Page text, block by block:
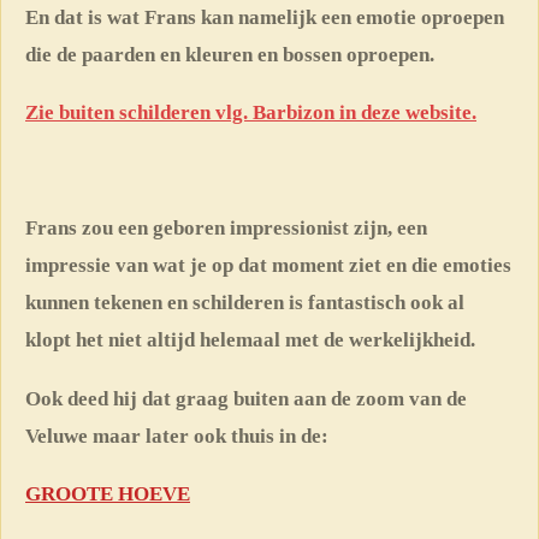
En dat is wat Frans kan namelijk een emotie oproepen
die de paarden en kleuren en bossen oproepen.
Zie buiten schilderen vlg. Barbizon in deze website.
Frans zou een geboren impressionist zijn, een
impressie van wat je op dat moment ziet en die emoties
kunnen tekenen en schilderen is fantastisch ook al
klopt het niet altijd helemaal met de werkelijkheid.
Ook deed hij dat graag buiten aan de zoom van de
Veluwe maar later ook thuis in de:
GROOTE HOEVE